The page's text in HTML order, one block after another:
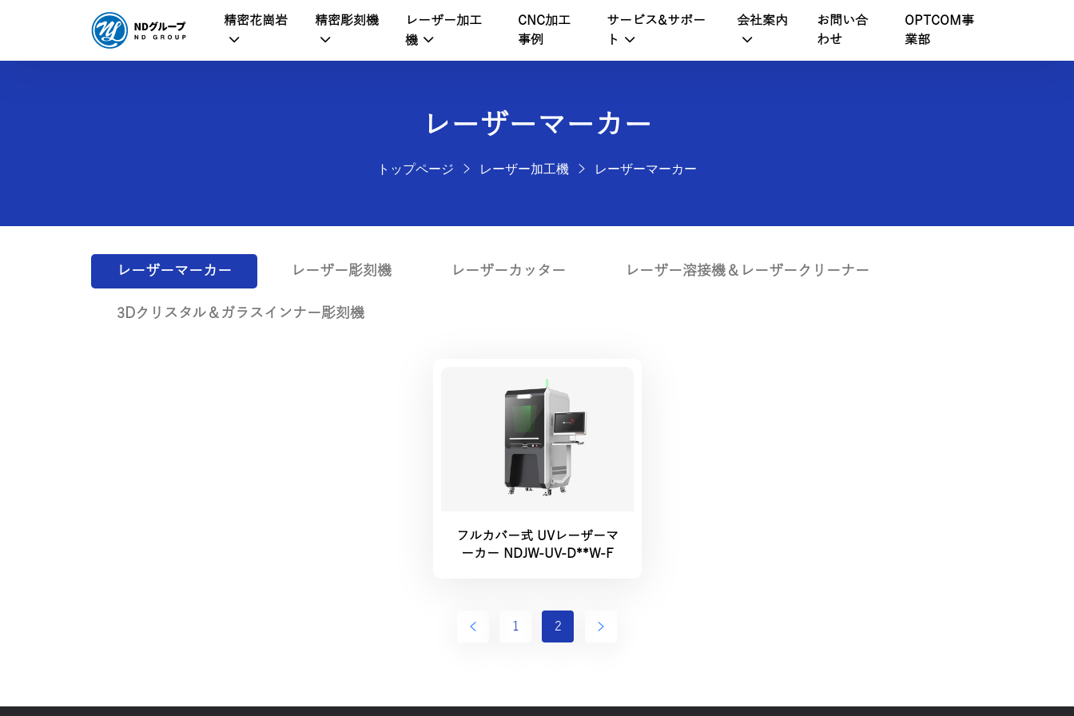
精密花崗岩 精密彫刻機
レーザー加工
機
CNC加工
事例
サービス&サポー
ト
会社案内
お問い合
わせ
OPTCOM事
業部
レーザーマーカー
トップページ レーザー加工機 レーザーマーカー
レーザーマーカー レーザー彫刻機 レーザーカッター レーザー溶接機＆レーザークリーナー
3Dクリスタル＆ガラスインナー彫刻機
フルカバー式 UVレーザーマ
ーカー NDJW-UV-D**W-F
1 2